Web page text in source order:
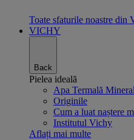
Toate sfaturile noastre din
VICHY
Back
Pielea ideală
Apa Termală
Originile
Cum a luat naștere
Institutul Vichy
Aflați mai multe